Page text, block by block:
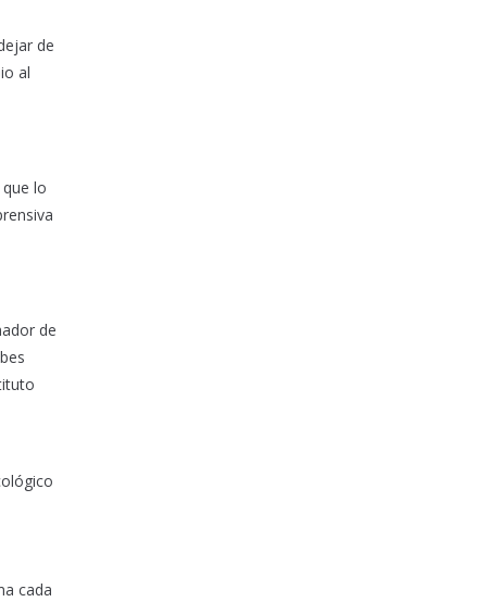
de
al
lo
de
cada